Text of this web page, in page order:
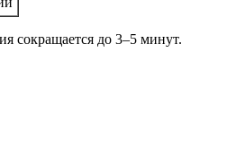
сокращается до 3–5 минут.